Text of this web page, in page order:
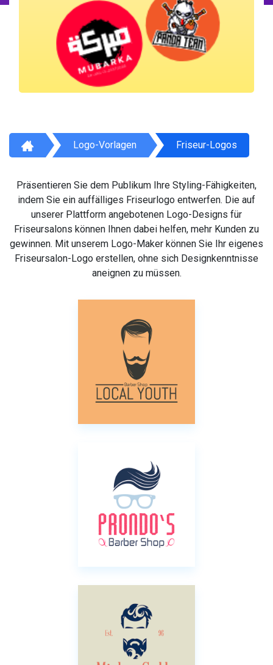
Logo-Vorlagen Friseur-Logos
Präsentieren Sie dem Publikum Ihre Styling-Fähigkeiten,
indem Sie ein auffälliges Friseurlogo entwerfen. Die auf
unserer Plattform angebotenen Logo-Designs für
Friseursalons können Ihnen dabei helfen, mehr Kunden zu
gewinnen. Mit unserem Logo-Maker können Sie Ihr eigenes
Friseursalon-Logo erstellen, ohne sich Designkenntnisse
aneignen zu müssen.